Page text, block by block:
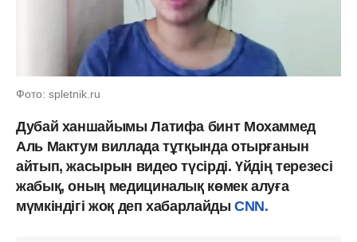
Фото: spletnik.ru
Дубай ханшайымы Латифа бинт Мохаммед
Аль Мактум виллада тұтқында отырғанын
айтып, жасырын видео түсірді. Үйдің терезесі
жабық, оның медициналық көмек алуға
мүмкіндігі жоқ деп хабарлайдыCNN.